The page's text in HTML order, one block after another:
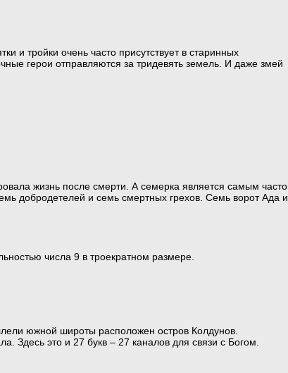
и тройки очень часто присутствует в старинных
герои отправляются за тридевять земель. И даже змей
жизнь после смерти. А семерка является самым часто
добродетелей и семь смертных грехов. Семь ворот Ада и
числа 9 в троекратном размере.
южной широты расположен остров Колдунов.
Здесь это и 27 букв – 27 каналов для связи с Богом.